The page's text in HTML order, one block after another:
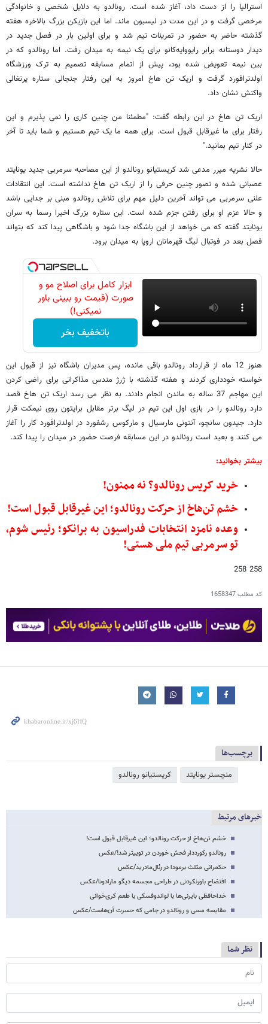
استرالیا را از دست داد، آغاز شده است. رونالدو به دلایل شخصی و خانوادگی
مرخصی گرفت و در این مدت در لیسبون ماند. اما این بازیکن بزرگ بالاخره هفته
گذشته حاضر به حضور در تمرینات تیم شد و برای اولین بار در فصل جدید در
دیدار دوستانه برابر رایووایه‌کانو برای یک نیمه به میدان رفت. اما رونالدو که در
بین نیمه تعویض شده بود، پیش از اتمام مسابقه تصمیم به ترک ورزشگاه
اولدترافورد گرفت و اریک تن هاخ امروز به این رفتار جنجالی ستاره پرتغالی
واکنش نشان داد.
اریک تن هاخ در این رابطه گفت: "مطمئنا من چنین کاری را نمی پذیرم و این
رفتار برای ما غیرقابل قبول است. برای همه ما یک تیم هستیم و شما باید تا آخر
در کنار تیم بمانید."
حالا نشریه میرر مدعی شد کریستیانو رونالدو از این مصاحبه سرمربی جدید یونایتد
عصبانی شده و تصور چنین حرفی را از اریک تن هاخ نداشته است. این انتقادات
علنی سرمربی می تواند آخرین دلیل مهم برای تلاش رونالدو مبنی بر جدایی باشد
و حالا عزم او برای رفتن جزم شده است. این ستاره بزرگ اخیرا رسما به سران
یونایتد گفته که می خواهد از این باشگاه جدا شود و باشگاهی پیدا کند که بتواند
فصل بعد در فوتبال لیگ قهرمانان اروپا به میدان برود.
ابزار کامل برای اصلاح مو و
صورت (قیمت رو ببینی باور
نمیکنی!)
باتخفیف بخر
هنوز 12 ماه از قرارداد رونالدو باقی مانده، پس مدیران باشگاه نیز از قبول این
خواسته خودداری کردند و هفته گذشته با ژرژ مندس مذاکراتی برای راضی کردن
این مهاجم 37 ساله به ماندن انجام دادند. به نظر می رسد اریک تن هاخ قصد
دارد رونالدو را در بازی اول این تیم در لیگ برتر مقابل برایتون روی نیمکت قرار
دارد. جیدون سانچو، آنتونی مارسیال و مارکوس رشفورد در اولدترافورد کار را آغاز
می کنند و بعید است رونالدو در این مسابقه فرصت حضور در میدان را پیدا کند.
بیشتر بخوانید:
خرید کریس رونالدو؟ نه ممنون!
خشم تن‌هاخ از حرکت رونالدو؛ این غیرقابل قبول است!
وعده نامزد انتخابات فدراسیون به برانکو؛ رئیس شوم،
تو سرمربی تیم ملی هستی!
258 258
کد مطلب1658347
برچسب‌ها
منچستر یونایتد کریستیانو رونالدو
خبرهای مرتبط
خشم تن‌هاخ از حرکت رونالدو؛ این غیرقابل قبول است!
رونالدو رکورددار فحش خوردن در توییتر شد!/عکس
حکمرانی مثلث برمودا در رئال‌مادرید/عکس
افتضاح باورنکردنی در طراحی مجسمه دیگو مارادونا/عکس
خداحافظی بایرنی‌ها با لواندوفسکی با طعم کری‌خوانی
مقایسه مسی و رونالدو در جامی که حسرت آن‌هاست/عکس
نظر شما